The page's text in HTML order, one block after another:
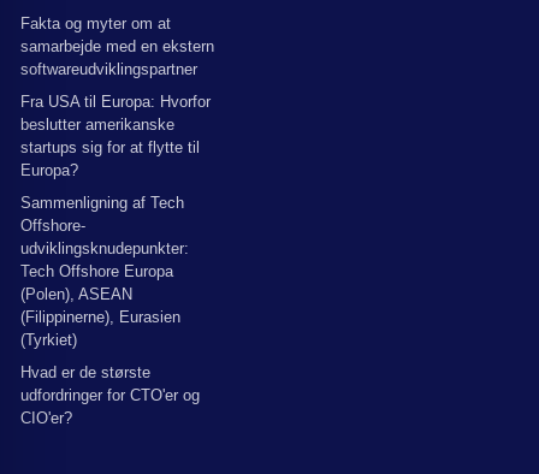
Fakta og myter om at
samarbejde med en ekstern
softwareudviklingspartner
Fra USA til Europa: Hvorfor
beslutter amerikanske
startups sig for at flytte til
Europa?
Sammenligning af Tech
Offshore-
udviklingsknudepunkter:
Tech Offshore Europa
(Polen), ASEAN
(Filippinerne), Eurasien
(Tyrkiet)
Hvad er de største
udfordringer for CTO'er og
CIO'er?